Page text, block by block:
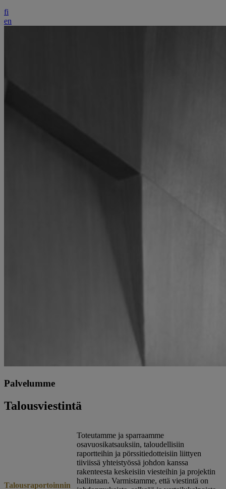
fi
en
Palvelumme
Talousviestintä
Talousraportoinnin
Toteutamme ja sparraamme
osavuosikatsauksiin, taloudellisiin
raportteihin ja pörssitiedotteisiin liittyen
tiiviissä yhteistyössä johdon kanssa
rakenteesta keskeisiin viesteihin ja projektin
hallintaan. Varmistamme, että viestintä on